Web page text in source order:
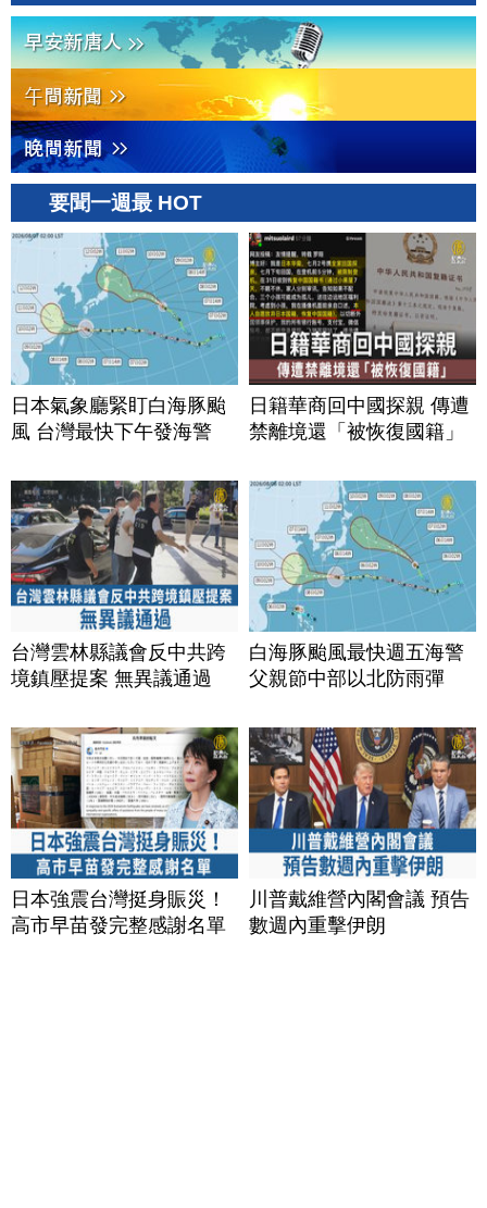
要聞一週最 HOT
日本氣象廳緊盯白海豚颱
風 台灣最快下午發海警
日籍華商回中國探親 傳遭
禁離境還「被恢復國籍」
台灣雲林縣議會反中共跨
境鎮壓提案 無異議通過
白海豚颱風最快週五海警
父親節中部以北防雨彈
日本強震台灣挺身賑災！
高市早苗發完整感謝名單
川普戴維營內閣會議 預告
數週內重擊伊朗